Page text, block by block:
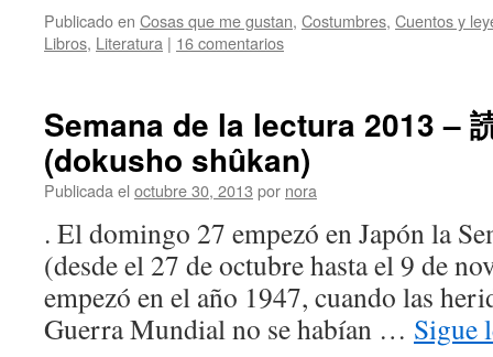
Publicado en Cosas que me gustan, Costumbres, Cuentos y
Libros, Literatura | 16 comentarios
Semana de la lectura 2013 –
(dokusho shûkan)
Publicada el octubre 30, 2013 por nora
. El domingo 27 empezó en Japón la
(desde el 27 de octubre hasta el 9 de
empezó en el año 1947, cuando las
Guerra Mundial no se habían … Sigue